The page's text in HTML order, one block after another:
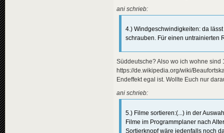
ani schrieb:
4.) Windgeschwindigkeiten: da
schrauben. Für einen untrainierten
Süddeutsche? Also wo ich wohne
https://de.wikipedia.org/wiki/
Endeffekt egal ist. Wollte Euch nur
ani schrieb:
5.) Filme sortieren:(...) in der
Filme im Programmplaner nach
Sortierknopf wäre jedenfalls noch